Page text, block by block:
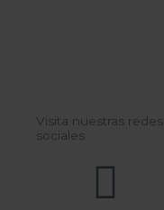
Visita nuestras redes
sociales